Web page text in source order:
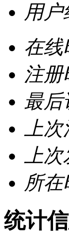
用户
在线
注册
最后
上
上
所在
统计